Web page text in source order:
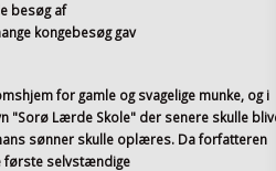
besøg af
kongebesøg gav
for gamle og svagelige munke, og i
"Sorø Lærde Skole" der senere skulle
sønner skulle oplæres. Da forfatteren
første selvstændige